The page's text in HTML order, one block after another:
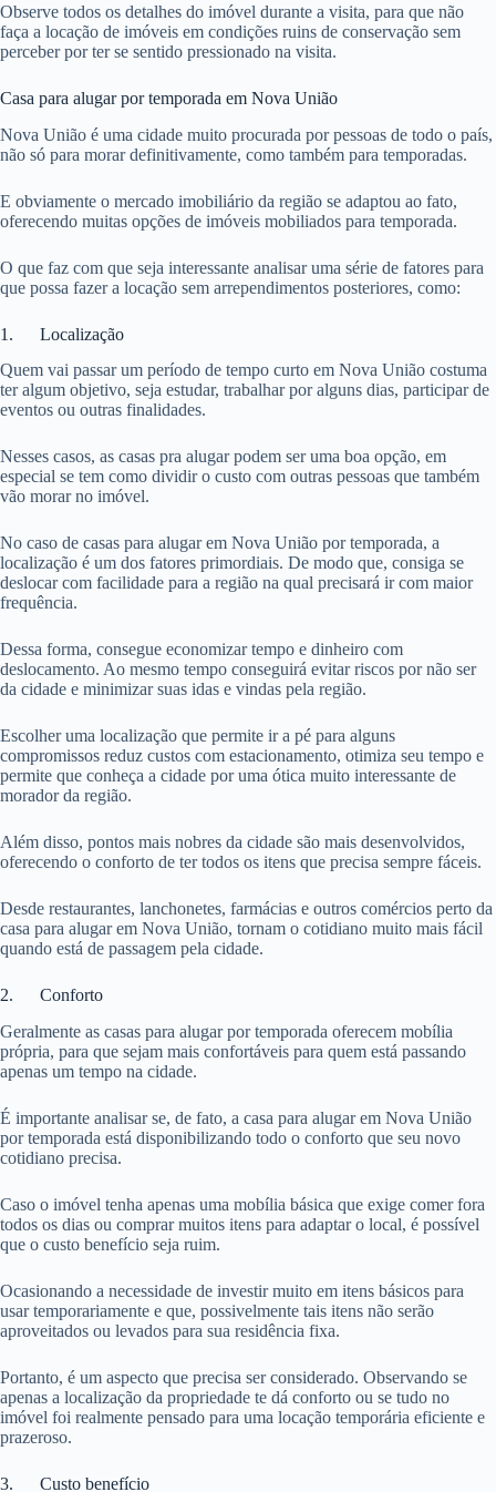
Observe todos os detalhes do imóvel durante a visita, para que não
faça a locação de imóveis em condições ruins de conservação sem
perceber por ter se sentido pressionado na visita.
Casa para alugar por temporada em Nova União
Nova União é uma cidade muito procurada por pessoas de todo o país,
não só para morar definitivamente, como também para temporadas.
E obviamente o mercado imobiliário da região se adaptou ao fato,
oferecendo muitas opções de imóveis mobiliados para temporada.
O que faz com que seja interessante analisar uma série de fatores para
que possa fazer a locação sem arrependimentos posteriores, como:
1. Localização
Quem vai passar um período de tempo curto em Nova União costuma
ter algum objetivo, seja estudar, trabalhar por alguns dias, participar de
eventos ou outras finalidades.
Nesses casos, as casas pra alugar podem ser uma boa opção, em
especial se tem como dividir o custo com outras pessoas que também
vão morar no imóvel.
No caso de casas para alugar em Nova União por temporada, a
localização é um dos fatores primordiais. De modo que, consiga se
deslocar com facilidade para a região na qual precisará ir com maior
frequência.
Dessa forma, consegue economizar tempo e dinheiro com
deslocamento. Ao mesmo tempo conseguirá evitar riscos por não ser
da cidade e minimizar suas idas e vindas pela região.
Escolher uma localização que permite ir a pé para alguns
compromissos reduz custos com estacionamento, otimiza seu tempo e
permite que conheça a cidade por uma ótica muito interessante de
morador da região.
Além disso, pontos mais nobres da cidade são mais desenvolvidos,
oferecendo o conforto de ter todos os itens que precisa sempre fáceis.
Desde restaurantes, lanchonetes, farmácias e outros comércios perto da
casa para alugar em Nova União, tornam o cotidiano muito mais fácil
quando está de passagem pela cidade.
2. Conforto
Geralmente as casas para alugar por temporada oferecem mobília
própria, para que sejam mais confortáveis para quem está passando
apenas um tempo na cidade.
É importante analisar se, de fato, a casa para alugar em Nova União
por temporada está disponibilizando todo o conforto que seu novo
cotidiano precisa.
Caso o imóvel tenha apenas uma mobília básica que exige comer fora
todos os dias ou comprar muitos itens para adaptar o local, é possível
que o custo benefício seja ruim.
Ocasionando a necessidade de investir muito em itens básicos para
usar temporariamente e que, possivelmente tais itens não serão
aproveitados ou levados para sua residência fixa.
Portanto, é um aspecto que precisa ser considerado. Observando se
apenas a localização da propriedade te dá conforto ou se tudo no
imóvel foi realmente pensado para uma locação temporária eficiente e
prazeroso.
3. Custo benefício